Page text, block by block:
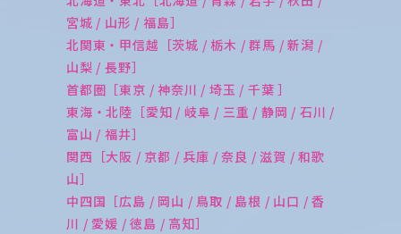
宮城 / 山形 / 福島］
北関東・甲信越［茨城 / 栃木 / 群馬 / 新潟 /
山梨 / 長野］
首都圏［東京 / 神奈川 / 埼玉 / 千葉 ］
東海・北陸［愛知 / 岐阜 / 三重 / 静岡 / 石川 /
富山 / 福井］
関西［大阪 / 京都 / 兵庫 / 奈良 / 滋賀 / 和歌
山］
中四国［広島 / 岡山 / 鳥取 / 島根 / 山口 / 香
川 / 愛媛 / 徳島 / 高知］